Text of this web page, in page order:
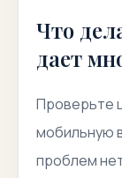
Что
дает
Проверьте
мобильную
проблем